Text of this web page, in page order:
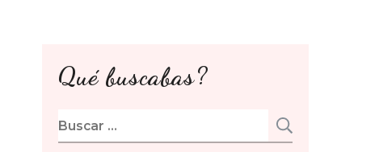
Qué buscabas?
Buscar: